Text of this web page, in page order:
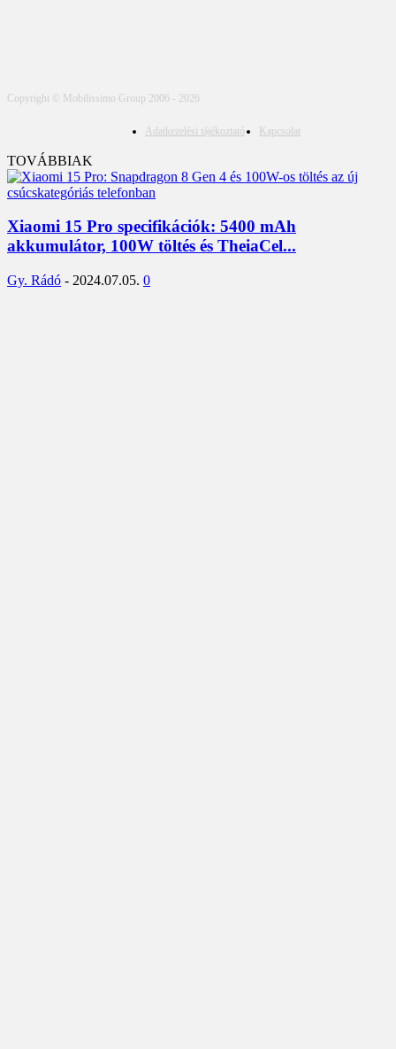
Copyright © Mobilissimo Group 2006 - 2026
Adatkezelési tájékoztató Kapcsolat
TOVÁBBIAK
Xiaomi 15 Pro specifikációk: 5400 mAh
akkumulátor, 100W töltés és TheiaCel...
Gy. Rádó - 2024.07.05. 0